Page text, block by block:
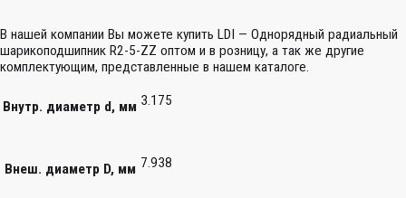
В нашей компании Вы можете купить LDI — Однорядный радиальный
шарикоподшипник R2-5-ZZ оптом и в розницу, а так же другие
комплектующим, представленные в нашем каталоге.
Внутр. диаметр d, мм 3.175
Внеш. диаметр D, мм 7.938